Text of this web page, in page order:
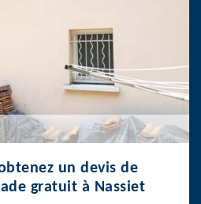
un devis de
gratuit à Nassiet